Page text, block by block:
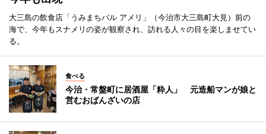
大三島の飲食店「うみまちバル アメリ」（今治市大三島町大見）前の
海で、今年もスナメリの姿が観察され、訪れる人々の目を楽しませてい
る。
食べる
今治・常盤町に居酒屋「粋人」 元造船マンが娘と
営むおばんざいの店